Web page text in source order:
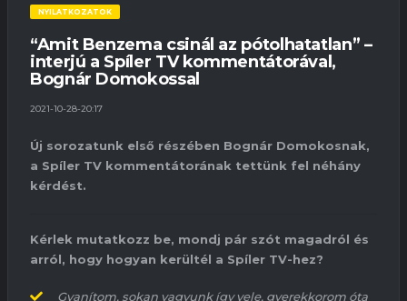
NYILATKOZATOK
“Amit Benzema csinál az pótolhatatlan” –
interjú a Spíler TV kommentátorával,
Bognár Domokossal
2021-10-28-20:17
Új sorozatunk első részében Bognár Domokosnak,
a Spíler TV kommentátorának tettünk fel néhány
kérdést.
Kérlek mutatkozz be, mondj pár szót magadról és
arról, hogy hogyan kerültél a Spíler TV-hez?
Gyanítom, sokan vagyunk így vele, gyerekkorom óta